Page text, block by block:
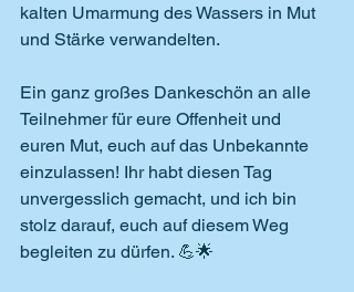
kalten Umarmung des Wassers in Mut
und Stärke verwandelten.
Ein ganz großes Dankeschön an alle
Teilnehmer für eure Offenheit und
euren Mut, euch auf das Unbekannte
einzulassen! Ihr habt diesen Tag
unvergesslich gemacht, und ich bin
stolz darauf, euch auf diesem Weg
begleiten zu dürfen. 💪🌟